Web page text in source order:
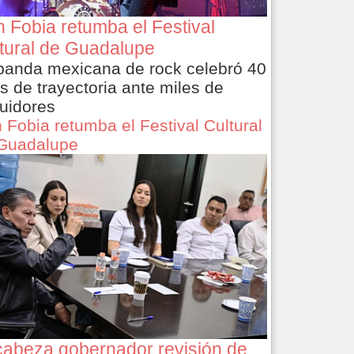
Fobia retumba el Festival
de Guadalupe
mexicana de rock celebró 40
de trayectoria ante miles de
Fobia retumba el Festival Cultural
gobernador revisión de